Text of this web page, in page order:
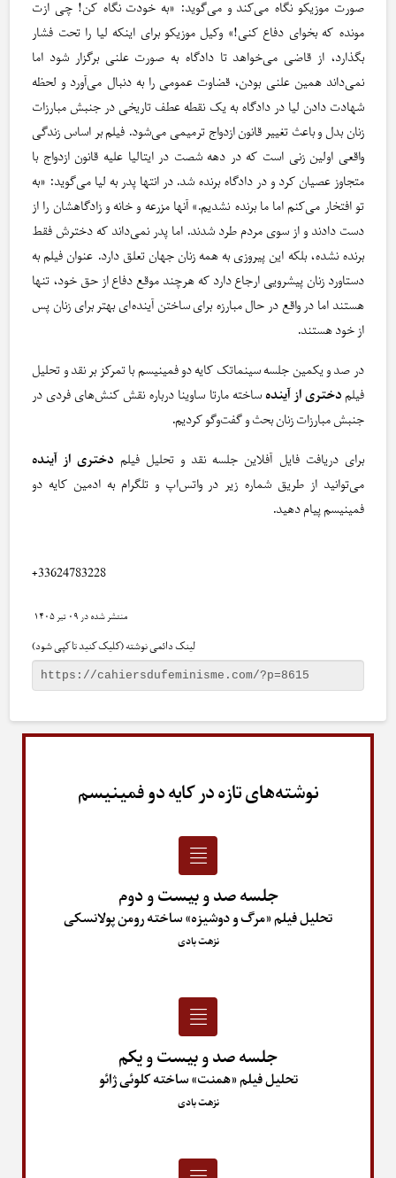
صورت موزیکو نگاه می‌کند و می‌گوید: «به خودت نگاه کن! چی ازت
مونده که بخوای دفاع کنی!» وکیل موزیکو برای اینکه لیا را تحت فشار
بگذارد، از قاضی می‌خواهد تا دادگاه به صورت علنی برگزار شود اما
نمی‌داند همین علنی بودن، قضاوت عمومی را به دنبال می‌آورد و لحظه
شهادت دادن لیا در دادگاه به یک نقطه عطف تاریخی در جنبش مبارزات
زنان بدل و باعث تغییر قانون ازدواج ترمیمی می‌شود. فیلم بر اساس زندگی
واقعی اولین زنی است که در دهه شصت در ایتالیا علیه قانون ازدواج با
متجاوز عصیان کرد و در دادگاه برنده شد. در انتها پدر به لیا می‌گوید: «به
تو افتخار می‌کنم اما ما برنده نشدیم.» آنها مزرعه و خانه و زادگاهشان را از
دست دادند و از سوی مردم طرد شدند. اما پدر نمی‌داند که دخترش فقط
برنده نشده، بلکه این پیروزی به همه زنان جهان تعلق دارد. عنوان فیلم به
دستاورد زنان پیشرویی ارجاع دارد که هرچند موقع دفاع از حق خود، تنها
هستند اما در واقع در حال مبارزه برای ساختن آینده‌ای بهتر برای زنان پس
از خود هستند.
در صد و یکمین جلسه سینماتک کایه دو فمینیسم با تمرکز بر نقد و تحلیل
فیلمدختری از آینده ساخته مارتا ساوینا درباره نقش کنش‌های فردی در
جنبش مبارزات زنان بحث و گفت‌وگو کردیم.
برای دریافت فایل آفلاین جلسه نقد و تحلیل فیلم دختری از آینده
می‌توانید از طریق شماره زیر در واتس‌اپ و تلگرام به ادمین کایه دو
فمینیسم پیام دهید.
+33624783228
۰۹ تیر ۱۴۰۵
لینک دائمی نوشته (کلیک کنید تا کپی شود)
نوشته‌های تازه در کایه دو فمینیسم
جلسه صد و بیست و دوم
تحلیل فیلم «مرگ و دوشیزه» ساخته رومن پولانسکی
نزهت بادی
جلسه صد و بیست و یکم
تحلیل فیلم «همنت» ساخته کلوئی ژائو
نزهت بادی